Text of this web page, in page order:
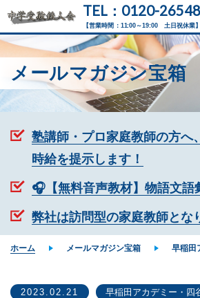
【営業時間：11:00～19:00 土日祝休業】
TEL：0120-
メールマガジン宝箱
塾講師・プロ家庭教師の方へ
時給を提示します！
🎧【無料音声教材】物語文語
弊社は訪問型の家庭教師とな
ホーム メールマガジン宝箱 早稲田
2023.02.21 早稲田アカデミー・四